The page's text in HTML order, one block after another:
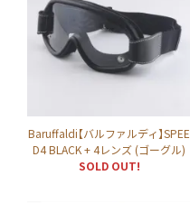
Baruffaldi【バルファルディ】SPEE
D4 BLACK + 4レンズ (ゴーグル)
SOLD OUT!